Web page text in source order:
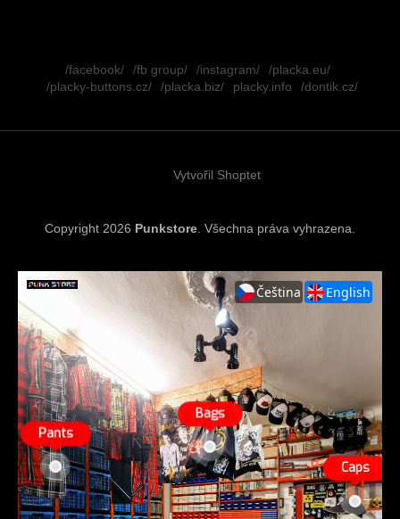
/facebook/ /fb group/ /instagram/
/placka.eu/
/placky-buttons.cz/
/placka.biz/ placky.info /dontik.cz/
Vytvořil Shoptet
Copyright 2026 Punkstore . Všechna práva vyhrazena.